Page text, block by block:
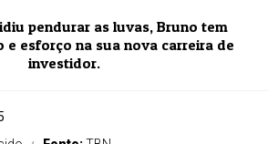
pendurar as luvas, Bruno tem
e esforço na sua nova carreira de
investidor.